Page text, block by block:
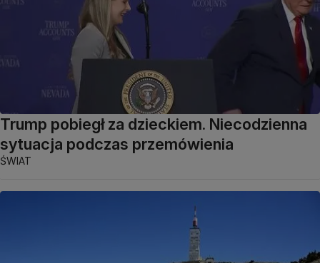
Trump pobiegł za dzieckiem. Niecodzienna
sytuacja podczas przemówienia
ŚWIAT